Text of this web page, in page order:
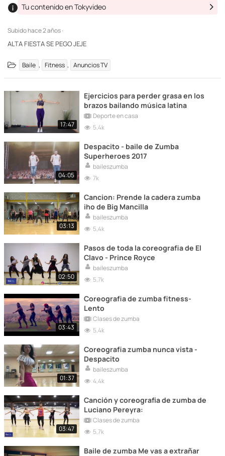
Subidohace 2 años ·
Tu contenido en Tokyvideo
ALTA FIESTA SE PEGO JEJE
Baile , Fitness , Anuncios TV
17:47
Ejercicios para perder grasa en los
brazos bailando música latina
Deporte en casa
5,4k
04:05
Despacito - baile de Zumba
Superheroes 2017
baileszumba
7k
03:13
Cancion: Prende la cadera zumba
iho de Big Mancilla
baileszumba
5,4k
02:50
Pasos de toda la coreografia de El
Clavo - Prince Royce
baileszumba
5,7k
03:43
Coreografia de zumba fitness-
Lento
Clases de zumba
5,4k
01:37
Coreografia zumba nunca vista -
Despacito
baileszumba
4,4k
03:47
Canción y coreografía de zumba de
Luciano Pereyra:
Clases de zumba
5,7k
Baile de zumba Me vas a extrañar